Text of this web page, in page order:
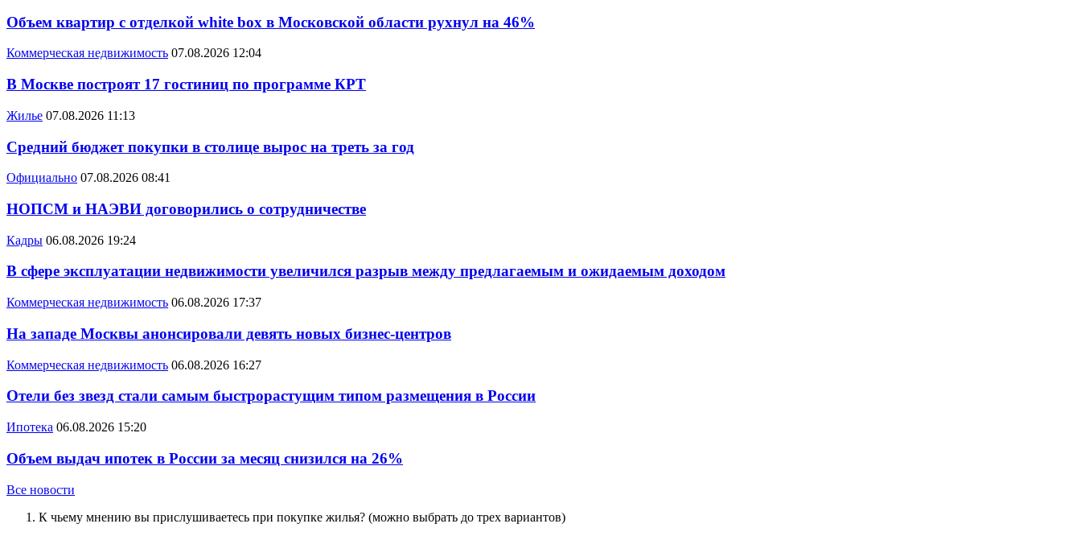
Объем квартир с отделкой white box в Московской области рухнул на 46%
Коммерческая недвижимость 07.08.2026 12:04
В Москве построят 17 гостиниц по программе КРТ
Жилье 07.08.2026 11:13
Средний бюджет покупки в столице вырос на треть за год
Официально 07.08.2026 08:41
НОПСМ и НАЭВИ договорились о сотрудничестве
Кадры 06.08.2026 19:24
В сфере эксплуатации недвижимости увеличился разрыв между предлагаемым и ожидаемым доходом
Коммерческая недвижимость 06.08.2026 17:37
На западе Москвы анонсировали девять новых бизнес-центров
Коммерческая недвижимость 06.08.2026 16:27
Отели без звезд стали самым быстрорастущим типом размещения в России
Ипотека 06.08.2026 15:20
Объем выдач ипотек в России за месяц снизился на 26%
Все новости
К чьему мнению вы прислушиваетесь при покупке жилья? (можно выбрать до трех вариантов)